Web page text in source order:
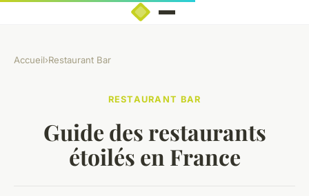
Accueil›Restaurant Bar
RESTAURANT BAR
Guide des restaurants
étoilés en France